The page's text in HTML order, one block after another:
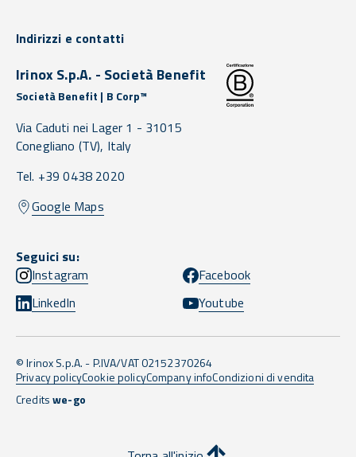
Indirizzi e contatti
Irinox S.p.A. - Società Benefit
Società Benefit | B Corp™
Via Caduti nei Lager 1 - 31015
Conegliano (TV), Italy
Tel. +39 0438 2020
Google Maps
Seguici su:
Instagram
Facebook
LinkedIn
Youtube
© Irinox S.p.A. - P.IVA/VAT 02152370264
Privacy policyCookie policyCompany infoCondizioni di vendita
Creditswe-go